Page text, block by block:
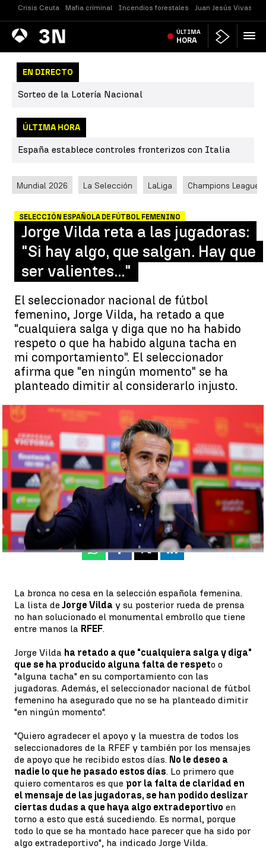
Crisis Ceuta Mafia criminal Incendios forestales Juan Jesús Vivas
Antena
3 Noticias ÚLTIMA
HORA
EN DIRECTO
Sorteo de la Lotería Nacional
ÚLTIMA HORA
España establece controles fronterizos con Italia
Mundial 2026 La Selección LaLiga Champions League
SELECCIÓN ESPAÑOLA DE FÚTBOL FEMENINO
Jorge Vilda reta a las jugadoras:
"Si hay algo, que salgan. Hay que
ser valientes..."
El seleccionador nacional de fútbol
femenino, Jorge Vilda, ha retado a que
"cualquiera salga y diga que no ha habido
respeto o que ha habido alguna tacha en
mi comportamiento". El seleccionador
afirma que "en ningún momento" se ha
planteado dimitir al considerarlo injusto.
Jorge Vilda: "Esto es un ridículo a nivel mundial" |
Guillermo F. Lascoiti
Actualizado:30 de septiembre de 2022, 21:25
Publicado:
30 de septiembre de 2022, 17:25
WhatsappFacebook
X Linkedin
La bronca no cesa en la selección española femenina.
La lista de Jorge Vilda y su posterior rueda de prensa
no han solucionado el monumental embrollo que tiene
entre manos la RFEF.
Jorge Vilda ha retado a que "cualquiera salga y diga"
que se ha producido alguna falta de respeto o
"alguna tacha" en su comportamiento con las
jugadoras. Además, el seleccionador nacional de fútbol
femenino ha asegurado que no se ha planteado dimitir
"en ningún momento".
"Quiero agradecer el apoyo y la muestra de todos los
seleccionadores de la RFEF y también por los mensajes
de apoyo que he recibido estos días. No le deseo a
nadie lo que he pasado estos días. Lo primero que
quiero comentaros es que por la falta de claridad en
el mensaje de las jugadoras, se han podido deslizar
ciertas dudas a que haya algo extradeportivo en
torno a esto que está sucediendo. Es normal, porque
todo lo que se ha montado hace parecer que ha sido por
algo extradeportivo", ha indicado Jorge Vilda.